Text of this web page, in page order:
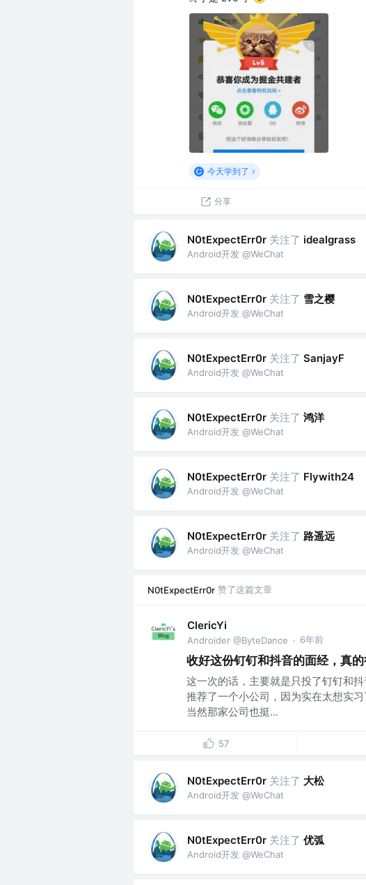
今天学到了
分享
N0tExpectErr0r 关注了 idealgrass
Android开发 @WeChat
N0tExpectErr0r 关注了 雪之樱
Android开发 @WeChat
N0tExpectErr0r 关注了 SanjayF
Android开发 @WeChat
N0tExpectErr0r 关注了 鸿洋
Android开发 @WeChat
N0tExpectErr0r 关注了 Flywith24
Android开发 @WeChat
N0tExpectErr0r 关注了 路遥远
Android开发 @WeChat
N0tExpectErr0r 赞了这篇文章
ClericYi
Androider @ByteDance · 6年前
收好这份钉钉和抖音的面经，真的
这一次的话，主要就是只投了钉钉和
推荐了一个小公司，因为实在太想实
当然那家公司也挺...
57
N0tExpectErr0r 关注了 大松
Android开发 @WeChat
N0tExpectErr0r 关注了 优弧
Android开发 @WeChat